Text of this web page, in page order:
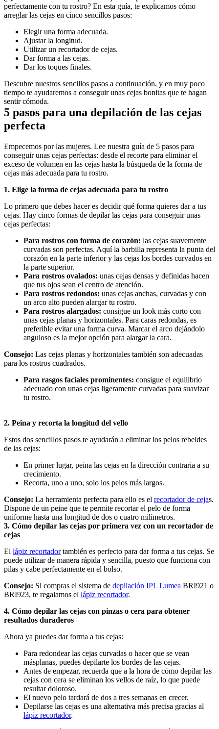
perfectamente con tu rostro? En esta guía, te explicamos cómo
arreglar las cejas en cinco sencillos pasos:
Elegir una forma adecuada.
Ajustar la longitud.
Utilizar un recortador de cejas.
Dar forma a las cejas.
Dar los toques finales.
Descubre nuestros sencillos pasos a continuación, y en muy poco
tiempo te ayudaremos a conseguir unas cejas bonitas que te hagan
sentir cómoda.
5 pasos para una depilación de las cejas
perfecta
Empecemos por las mujeres. Lee nuestra guía de 5 pasos para
conseguir unas cejas perfectas: desde el recorte para eliminar el
exceso de volumen en las cejas hasta la búsqueda de la forma de
cejas más adecuada para tu rostro.
1. Elige la forma de cejas adecuada para tu rostro
Lo primero que debes hacer es decidir qué forma quieres dar a tus
cejas. Hay cinco formas de depilar las cejas para conseguir unas
cejas perfectas:
Para rostros con forma de corazón: las cejas suavemente
curvadas son perfectas. Aquí la barbilla representa la punta del
corazón en la parte inferior y las cejas los bordes curvados en
la parte superior.
Para rostros ovalados: unas cejas densas y definidas hacen
que tus ojos sean el centro de atención.
Para rostros redondos: unas cejas anchas, curvadas y con
un arco alto pueden alargar tu rostro.
Para rostros alargados: consigue un look más corto con
unas cejas planas y horizontales. Para caras redondas, es
preferible evitar una forma curva. Marcar el arco dejándolo
anguloso es la mejor opción para alargar la cara.
Consejo: Las cejas planas y horizontales también son adecuadas
para los rostros cuadrados.
Para rasgos faciales prominentes: consigue el equilibrio
adecuado con unas cejas ligeramente curvadas para suavizar
tu rostro.
2. Peina y recorta la longitud del vello
Estos dos sencillos pasos te ayudarán a eliminar los pelos rebeldes
de las cejas:
En primer lugar, peina las cejas en la dirección contraria a su
crecimiento.
Recorta, uno a uno, solo los pelos más largos.
Consejo: La herramienta perfecta para ello es el recortador de cejas.
Dispone de un peine que te permite recortar el pelo de forma
uniforme hasta una longitud de dos o cuatro milímetros.
3. Cómo depilar las cejas por primera vez con un recortador de
cejas
El lápiz recortador también es perfecto para dar forma a tus cejas. Se
puede utilizar de manera rápida y sencilla, puesto que funciona con
pilas y cabe perfectamente en el bolso.
Consejo: Si compras el sistema de depilación IPL Lumea BRI921 o
BRI923, te regalamos el lápiz recortador.
4. Cómo depilar las cejas con pinzas o cera para obtener
resultados duraderos
Ahora ya puedes dar forma a tus cejas:
Para redondear las cejas curvadas o hacer que se vean
másplanas, puedes depilarte los bordes de las cejas.
Antes de empezar, recuerda que a la hora de cómo depilar las
cejas con cera se eliminan los vellos de raíz, lo que puede
resultar doloroso.
El nuevo pelo tardará de dos a tres semanas en crecer.
lápiz recortador.